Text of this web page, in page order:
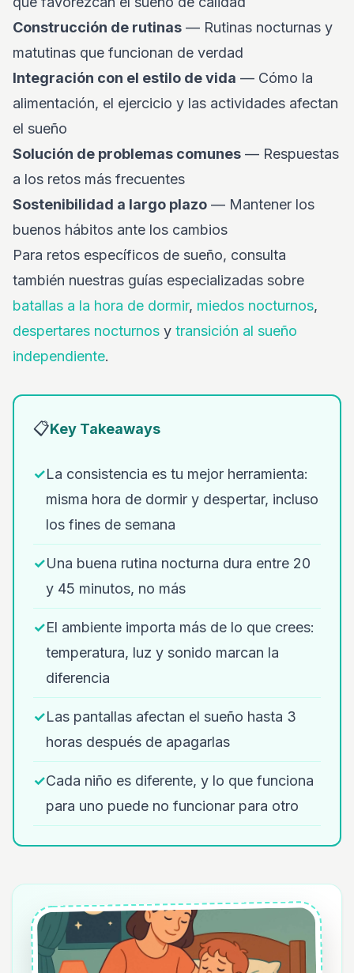
Construcción de rutinas — Rutinas nocturnas y
matutinas que funcionan de verdad
Integración con el estilo de vida — Cómo la
alimentación, el ejercicio y las actividades afectan
el sueño
Solución de problemas comunes — Respuestas
a los retos más frecuentes
Sostenibilidad a largo plazo — Mantener los
buenos hábitos ante los cambios
Para retos específicos de sueño, consulta
también nuestras guías especializadas sobre
batallas a la hora de dormir, miedos nocturnos,
despertares nocturnos y transición al sueño
independiente.
📋Key Takeaways
✓La consistencia es tu mejor herramienta:
misma hora de dormir y despertar, incluso
los fines de semana
✓Una buena rutina nocturna dura entre 20
y 45 minutos, no más
✓El ambiente importa más de lo que crees:
temperatura, luz y sonido marcan la
diferencia
✓Las pantallas afectan el sueño hasta 3
horas después de apagarlas
✓Cada niño es diferente, y lo que funciona
para uno puede no funcionar para otro